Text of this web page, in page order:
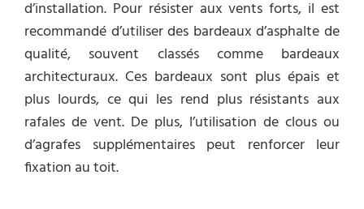
d’installation. Pour résister aux vents forts, il est
recommandé d’utiliser des bardeaux d’asphalte de
qualité, souvent classés comme bardeaux
architecturaux. Ces bardeaux sont plus épais et
plus lourds, ce qui les rend plus résistants aux
rafales de vent. De plus, l’utilisation de clous ou
d’agrafes supplémentaires peut renforcer leur
fixation au toit.